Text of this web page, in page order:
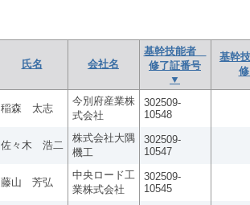
氏名 会社名
基幹技能者
修了証番号
▼
基幹
稲森 太志
今別府産業株
式会社
302509-
10548
佐々木 浩二
株式会社大隅
機工
302509-
10547
藤山 芳弘
中央ロード工
業株式会社
302509-
10545